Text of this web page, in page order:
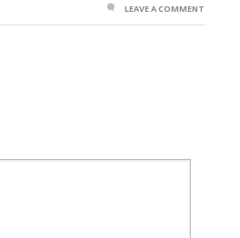
LEAVE A COMMENT